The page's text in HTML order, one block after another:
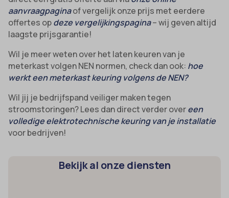
aanvraagpaginaof vergelijk onze prijs met eerdere
offertes opdeze vergelijkingspagina– wij geven altijd
laagste prijsgarantie!
Wil je meer weten over het laten keuren van je
meterkast volgen NEN normen, check dan ook: hoe
werkt een meterkast keuring volgens de NEN?
Wil jij je bedrijfspand veiliger maken tegen
stroomstoringen? Lees dan direct verder overeen
volledige elektrotechnische keuring van je installatie
voor bedrijven!
Bekijk al onze diensten